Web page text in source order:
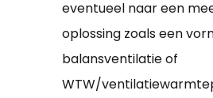
eventueel naar een
oplossing zoals een
balansventilatie of
WTW/